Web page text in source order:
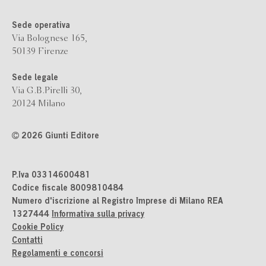
Sede operativa
Via Bolognese 165,
50139 Firenze
Sede legale
Via G.B.Pirelli 30,
20124 Milano
2026 Giunti Editore
P.Iva 03314600481
Codice fiscale 8009810484
Numero d'iscrizione al Registro Imprese di Milano REA
1327444 Informativa sulla privacy
Cookie Policy
Contatti
Regolamenti e concorsi